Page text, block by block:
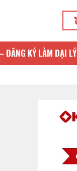
ĐĂNG KÝ LÀM ĐẠI LÝ